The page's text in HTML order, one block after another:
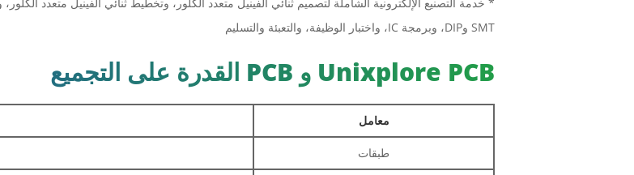
SMT وDIP، وبرمجة IC، واختبار الوظيفة، والتعبئة والتسليم
Unixplore PCB و PCB القدرة على التجميع
معامل
طبقات